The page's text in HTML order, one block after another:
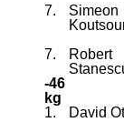
7.
Simeon
7.
Robert
-46
kg
1.
David